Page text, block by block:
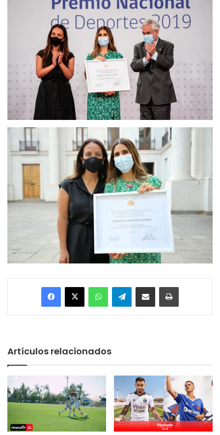
Facebook
X WhatsAppTelegramEnviar vía email Imprimir
Artículos relacionados